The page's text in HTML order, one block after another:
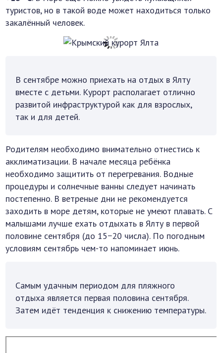
туристов, но в такой воде может находиться только
закалённый человек.
В сентябре можно приехать на отдых в Ялту
вместе с детьми. Курорт располагает отлично
развитой инфраструктурой как для взрослых,
так и для детей.
Родителям необходимо внимательно отнестись к
акклиматизации. В начале месяца ребёнка
необходимо защитить от перегревания. Водные
процедуры и солнечные ванны следует начинать
постепенно. В ветреные дни не рекомендуется
заходить в море детям, которые не умеют плавать. С
малышами лучше ехать отдыхать в Ялту в первой
половине сентября (до 15−20 числа). По погодным
условиям сентябрь чем-то напоминает июнь.
Самым удачным периодом для пляжного
отдыха является первая половина сентября.
Затем идёт тенденция к снижению температуры.